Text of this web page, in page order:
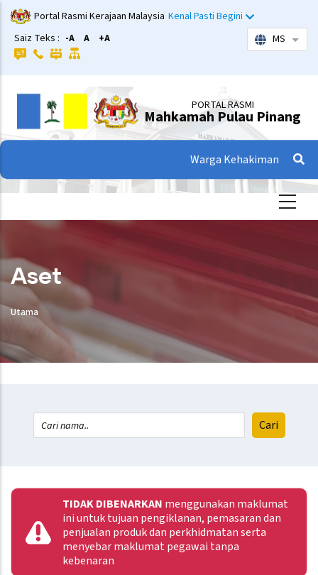
Langkau
ke
kandungan
utama
Portal Rasmi Kerajaan Malaysia Kenal Pasti Begini
Saiz Teks : -A A +A MS
PORTAL RASMI
Mahkamah Pulau Pinang
Warga Kehakiman
Aset
Utama
TIDAK DIBENARKAN menggunakan maklumat
ini untuk tujuan pengiklanan, pemasaran dan
penjualan produk dan perkhidmatan serta
menyebar maklumat pegawai tanpa
kebenaran